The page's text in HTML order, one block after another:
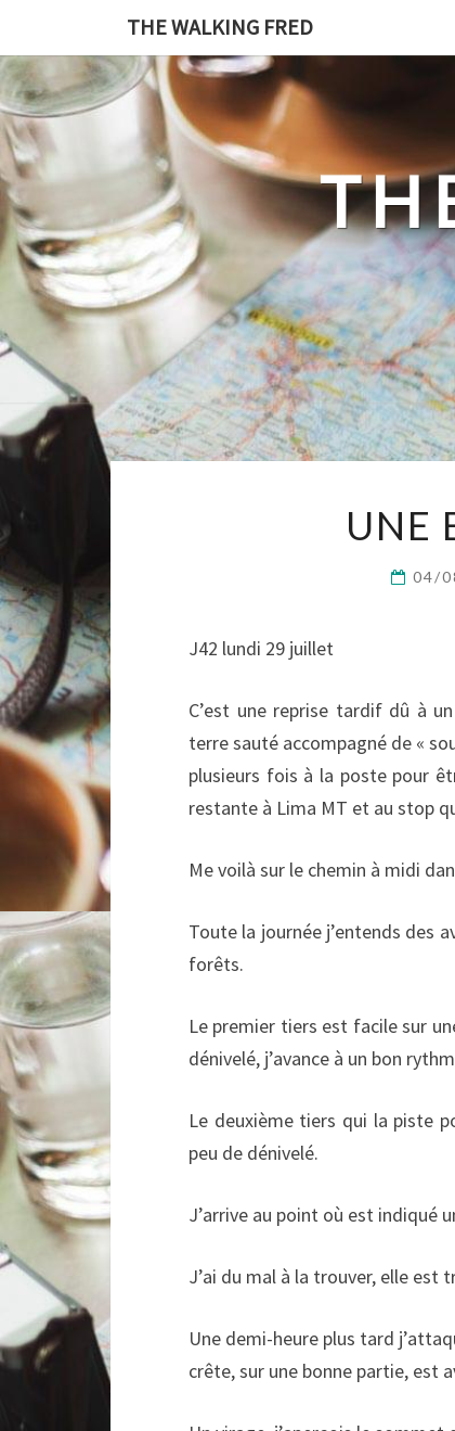
content
THE WALKING FRED
UNE
04/
J42 lundi 29 juillet
C’est une reprise tardif dû à
terre sauté accompagné de «
plusieurs fois à la poste pour
restante à Lima MT et au stop
Me voilà sur le chemin à midi
Toute la journée j’entends des
forêts.
Le premier tiers est facile sur
dénivelé, j’avance à un bon
Le deuxième tiers qui la piste
peu de dénivelé.
J’arrive au point où est indiqué
J’ai du mal à la trouver, elle est
Une demi-heure plus tard
crête, sur une bonne partie, est